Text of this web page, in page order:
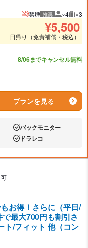
禁煙 推奨 推奨人数
×4 推奨
×3
¥5,500
日帰り（免責補償・税込）
8/06までキャンセル無料
プランを見る
あり:バックモニター
あり:ドラレコ
お得！さらに（平日/
最大700円も割引さ
ト/フィット 他（コン